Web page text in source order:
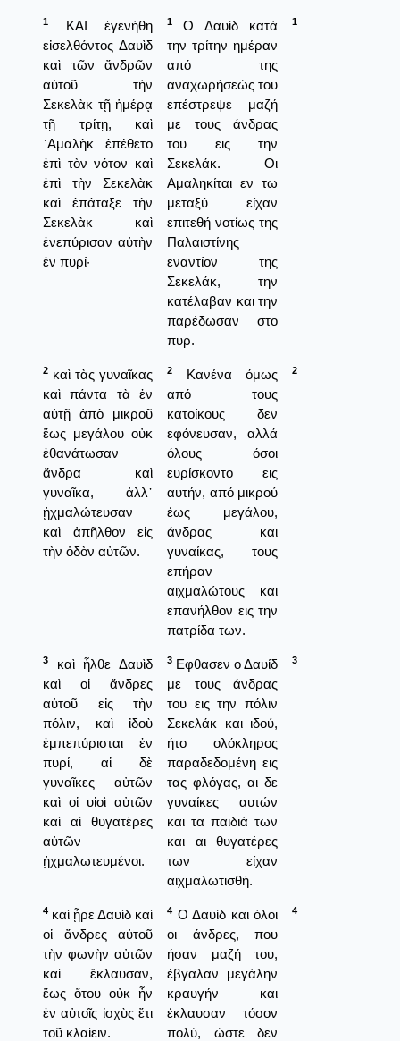
1
ΚΑΙ ἐγενήθη
εἰσελθόντος Δαυὶδ
καὶ τῶν ἄνδρῶν
αὐτοῦ τὴν
Σεκελὰκ τῇ ἡμέρᾳ
τῇ τρίτῃ, καὶ
᾿Αμαλὴκ ἐπέθετο
ἐπὶ τὸν νότον καὶ
ἐπὶ τὴν Σεκελὰκ
καὶ ἐπάταξε τὴν
Σεκελὰκ καὶ
ἐνεπύρισαν αὐτὴν
ἐν πυρί·
1
Ο Δαυίδ κατά
την τρίτην ημέραν
από της
αναχωρήσεώς του
επέστρεψε μαζή
με τους άνδρας
του εις την
Σεκελάκ. Οι
Αμαληκίται εν τω
μεταξύ είχαν
επιτεθή νοτίως της
Παλαιστίνης
εναντίον της
Σεκελάκ, την
κατέλαβαν και την
παρέδωσαν στο
πυρ.
1
2 καὶ τὰς γυναῖκας
καὶ πάντα τὰ ἐν
αὐτῇ ἀπὸ μικροῦ
ἕως μεγάλου οὐκ
ἐθανάτωσαν
ἄνδρα καὶ
γυναῖκα, ἀλλ᾿
ᾐχμαλώτευσαν
καὶ ἀπῆλθον εἰς
τὴν ὁδὸν αὐτῶν.
2
Κανένα όμως
από τους
κατοίκους δεν
εφόνευσαν, αλλά
όλους όσοι
ευρίσκοντο εις
αυτήν, από μικρού
έως μεγάλου,
άνδρας και
γυναίκας, τους
επήραν
αιχμαλώτους και
επανήλθον εις την
πατρίδα των.
2
3
καὶ ἦλθε Δαυὶδ
καὶ οἱ ἄνδρες
αὐτοῦ εἰς τὴν
πόλιν, καὶ ἰδοὺ
ἐμπεπύρισται ἐν
πυρί, αἱ δὲ
γυναῖκες αὐτῶν
καὶ οἱ υἱοὶ αὐτῶν
καὶ αἱ θυγατέρες
αὐτῶν
ᾐχμαλωτευμένοι.
3 Εφθασεν ο Δαυίδ
με τους άνδρας
του εις την πόλιν
Σεκελάκ και ιδού,
ήτο ολόκληρος
παραδεδομένη εις
τας φλόγας, αι δε
γυναίκες αυτών
και τα παιδιά των
και αι θυγατέρες
των είχαν
αιχμαλωτισθή.
3
4 καὶ ᾖρε Δαυὶδ καὶ
οἱ ἄνδρες αὐτοῦ
τὴν φωνὴν αὐτῶν
καί ἔκλαυσαν,
ἕως ὅτου οὐκ ἦν
ἐν αὐτοῖς ἰσχὺς ἔτι
τοῦ κλαίειν.
4 Ο Δαυίδ και όλοι
οι άνδρες, που
ήσαν μαζή του,
έβγαλαν μεγάλην
κραυγήν και
έκλαυσαν τόσον
πολύ, ώστε δεν
4